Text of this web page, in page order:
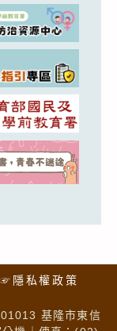
☞隱私權政策
基隆市東信